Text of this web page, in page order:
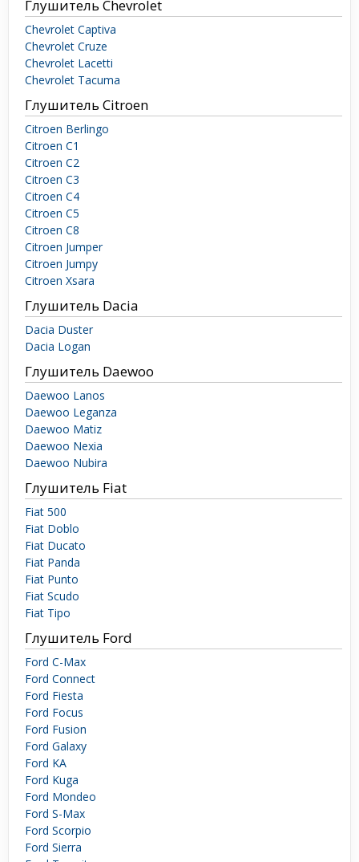
Глушитель Chevrolet
Chevrolet Captiva
Chevrolet Cruze
Chevrolet Lacetti
Chevrolet Tacuma
Глушитель Citroen
Citroen Berlingo
Citroen C1
Citroen C2
Citroen C3
Citroen C4
Citroen C5
Citroen C8
Citroen Jumper
Citroen Jumpy
Citroen Xsara
Глушитель Dacia
Dacia Duster
Dacia Logan
Глушитель Daewoo
Daewoo Lanos
Daewoo Leganza
Daewoo Matiz
Daewoo Nexia
Daewoo Nubira
Глушитель Fiat
Fiat 500
Fiat Doblo
Fiat Ducato
Fiat Panda
Fiat Punto
Fiat Scudo
Fiat Tipo
Глушитель Ford
Ford C-Max
Ford Connect
Ford Fiesta
Ford Focus
Ford Fusion
Ford Galaxy
Ford KA
Ford Kuga
Ford Mondeo
Ford S-Max
Ford Scorpio
Ford Sierra